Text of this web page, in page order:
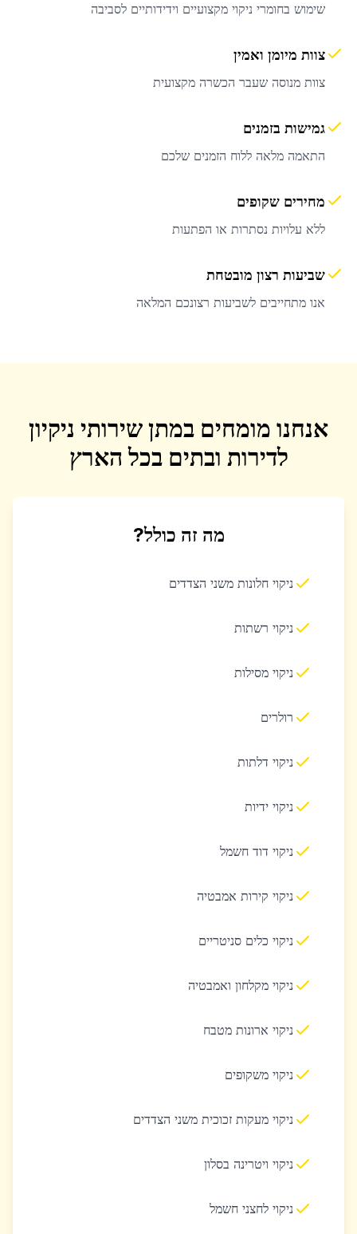
שימוש בחומרי ניקוי מקצועיים וידידותיים לסביבה
צוות מיומן ואמין
צוות מנוסה שעבר הכשרה מקצועית
גמישות בזמנים
התאמה מלאה ללוח הזמנים שלכם
מחירים שקופים
ללא עלויות נסתרות או הפתעות
שביעות רצון מובטחת
אנו מתחייבים לשביעות רצונכם המלאה
אנחנו מומחים במתן שירותי ניקיון
לדירות ובתים בכל הארץ
מה זה כולל?
ניקוי חלונות משני הצדדים
ניקוי רשתות
ניקוי מסילות
רולרים
ניקוי דלתות
ניקוי ידיות
ניקוי דוד חשמל
ניקוי קירות אמבטיה
ניקוי כלים סניטריים
ניקוי מקלחון ואמבטיה
ניקוי ארונות מטבח
ניקוי משקופים
ניקוי מעקות זכוכית משני הצדדים
ניקוי ויטרינה בסלון
ניקוי לחצני חשמל